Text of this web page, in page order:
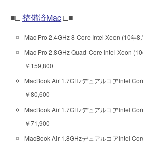
■□整備済Mac□■
Mac Pro 2.4GHz 8-Core Intel Xeon (10年8
Mac Pro 2.8GHz Quad-Core Intel Xeon
￥159,800
MacBook Air 1.7GHzデュアルコアIntel
￥80,600
MacBook Air 1.7GHzデュアルコアIntel
￥71,900
MacBook Air 1.8GHzデュアルコアIntel